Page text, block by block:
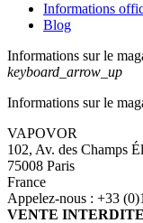
Informations
Blog
Informations sur le
keyboard_arrow_up
Informations sur le
VAPOVOR
102, Av. des Champs
75008 Paris
France
Appelez-nous : +33
VENTE